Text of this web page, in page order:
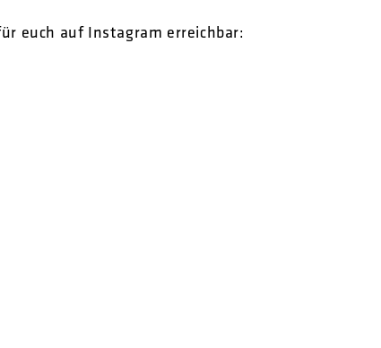
euch auf Instagram erreichbar: